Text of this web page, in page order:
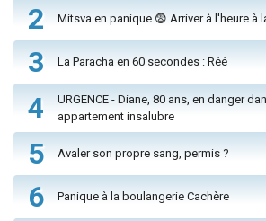
2 Mitsva en panique 😨 Arriver à l'heure à
3 La Paracha en 60 secondes : Réé
4
URGENCE - Diane, 80 ans, en danger
appartement insalubre
5 Avaler son propre sang, permis ?
6 Panique à la boulangerie Cachère